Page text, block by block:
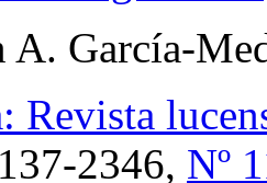
A. García-
Revista
2346, Nº